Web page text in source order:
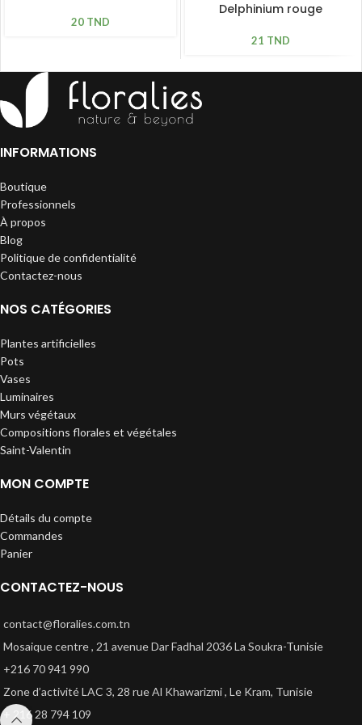
20 TND
Delphinium rouge
21 TND
INFORMATIONS
Boutique
Professionnels
À propos
Blog
Politique de confidentialité
Contactez-nous
NOS CATÉGORIES
Plantes artificielles
Pots
Vases
Luminaires
Murs végétaux
Compositions florales et végétales
Saint-Valentin
MON COMPTE
Détails du compte
Commandes
Panier
CONTACTEZ-NOUS
contact@floralies.com.tn
Mosaique centre , 21 avenue Dar Fadhal 2036 La Soukra-Tunisie
+216 70 941 990
Zone d’activité LAC 3, 28 rue Al Khawarizmi , Le Kram, Tunisie
+ 216 28 794 109